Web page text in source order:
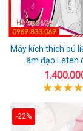
Máy kích thích bú
âm đạo Leten
-22%